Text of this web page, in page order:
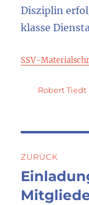
Disziplin
klasse
SSV-
Autor
Robert Tiedt
ZURÜCK
Vorheriger
Beitrag: